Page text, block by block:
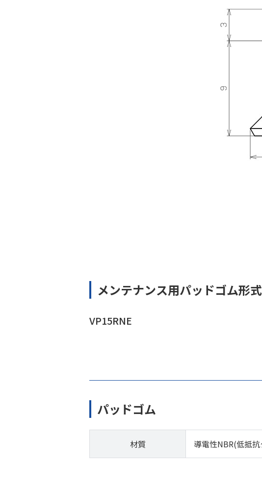
メンテナンス用パッドゴム形式
VP15RNE
パッドゴム
材質 導電性NBR(低抵